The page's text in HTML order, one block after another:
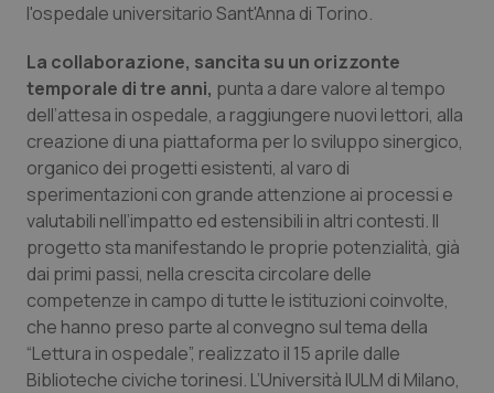
Lazio
Liguria
Lombardia
Marche
Molise
Piemonte
Provincia Autonoma di Bolzano
Diabete & glucometri
Disturbi dell’umore
Dolore
Donna & Salute
Epatiti
HIV
Infezioni & Febbre
l'ospedale universitario Sant'Anna di Torino.
La collaborazione, sancita su un orizzonte
temporale di tre anni, punta a dare valore al tempo
dell’attesa in ospedale, a raggiungere nuovi lettori, alla
creazione di una piattaforma per lo sviluppo sinergico,
organico dei progetti esistenti, al varo di
sperimentazioni con grande attenzione ai processi e
valutabili nell’impatto ed estensibili in altri contesti. Il
progetto sta manifestando le proprie potenzialità, già
dai primi passi, nella crescita circolare delle
competenze in campo di tutte le istituzioni coinvolte,
che hanno preso parte al convegno sul tema della
“Lettura in ospedale”, realizzato il 15 aprile dalle
Biblioteche civiche torinesi. L’Università IULM di Milano,